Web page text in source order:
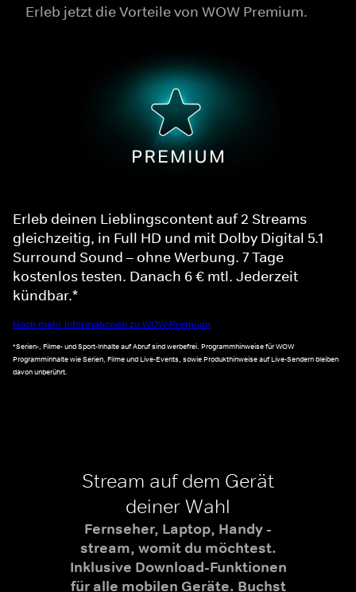
Erleb jetzt die Vorteile von WOW Premium.
Erleb deinen Lieblingscontent auf 2 Streams
gleichzeitig, in Full HD und mit Dolby Digital 5.1
Surround Sound – ohne Werbung. 7 Tage
kostenlos testen. Danach 6 € mtl. Jederzeit
kündbar.*
Noch mehr Informationen zu WOW Premium
*Serien-, Filme- und Sport-Inhalte auf Abruf sind werbefrei. Programmhinweise für WOW
Programminhalte wie Serien, Filme und Live-Events, sowie Produkthinweise auf Live-Sendern bleiben
davon unberührt.
Stream auf dem Gerät
deiner Wahl
Fernseher, Laptop, Handy -
stream, womit du möchtest.
Inklusive Download-Funktionen
für alle mobilen Geräte. Buchst